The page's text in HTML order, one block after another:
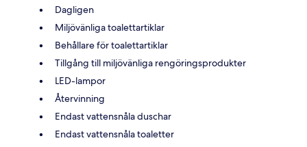
Dagligen
Miljövänliga toalettartiklar
Behållare för toalettartiklar
Tillgång till miljövänliga rengöringsprodukter
LED-lampor
Återvinning
Endast vattensnåla duschar
Endast vattensnåla toaletter